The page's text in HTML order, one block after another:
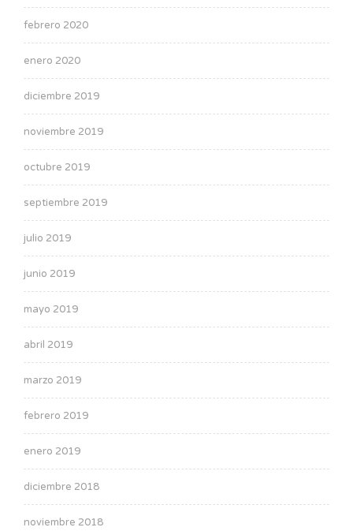
febrero 2020
enero 2020
diciembre 2019
noviembre 2019
octubre 2019
septiembre 2019
julio 2019
junio 2019
mayo 2019
abril 2019
marzo 2019
febrero 2019
enero 2019
diciembre 2018
noviembre 2018